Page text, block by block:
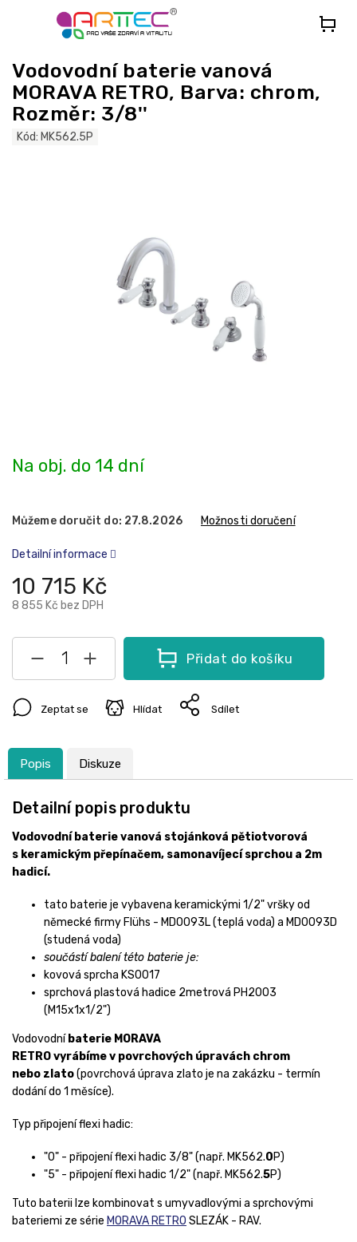
Vodovodní baterie vanová
MORAVA RETRO, Barva: chrom,
Rozměr: 3/8''
Kód: MK562.5P
10 715 Kč
8 855 Kč bez DPH
Na obj. do 14 dní
Můžeme doručit do: 27.8.2026 Možnosti doručení
Přidat do košíku
Detailní informace
Zeptat se Hlídat Sdílet
Popis Diskuze
Detailní popis produktu
Vodovodní baterie vanová stojánková pětiotvorová
s keramickým přepínačem, samonavíjecí sprchou a 2m
hadicí.
tato baterie je vybavena keramickými 1/2" vrškyod
německé firmy Flühs - MD0093L (teplá voda) a MD0093D
(studená voda)
součástí balení této baterie je:
kovová sprcha KS0017
sprchová plastová hadice 2metrová PH2003
(M15x1x1/2")
Vodovodní baterie MORAVA
RETROvyrábímev povrchových úpravách chrom
nebo zlato(povrchová úprava zlato je na zakázku - termín
dodání do 1 měsíce).
Typ připojení flexi hadic:
"0" - připojení flexi hadic 3/8" (např. MK562.0P)
"5" - připojení flexi hadic 1/2" (např. MK562.5P)
Tuto baterii lze kombinovat s umyvadlovými a sprchovými
bateriemi ze série MORAVA RETRO SLEZÁK - RAV.